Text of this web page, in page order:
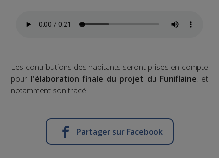
Les contributions des habitants seront prises en compte
pour l'élaboration finale du projet du Funiflaine, et
notamment son tracé.
Partager sur Facebook